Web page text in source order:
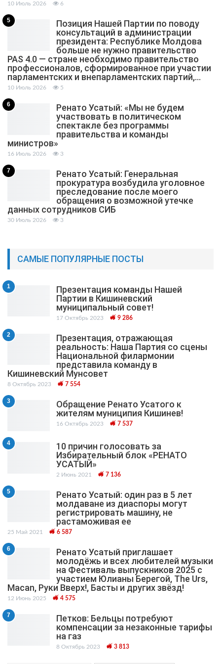
10 Июль 2026 6
5
Позиция Нашей Партии по поводу
консультаций в администрации
президента: Республике Молдова
больше не нужно правительство
PAS 4.0 — стране необходимо правительство
профессионалов, сформированное при участии
парламентских и внепарламентских партий,…
10 Июль 2026 5
6
Ренато Усатый: «Мы не будем
участвовать в политическом
спектакле без программы
правительства и команды
министров»
16 Июль 2026 3
7
Ренато Усатый: Генеральная
прокуратура возбудила уголовное
преследование после моего
обращения о возможной утечке
данных сотрудников СИБ
30 Июль 2026 3
САМЫЕ ПОПУЛЯРНЫЕ ПОСТЫ
1
Презентация команды Нашей
Партии в Кишиневский
муниципальный cовет!
17 Октябрь 2023 9 286
2
Презентация, отражающая
реальность: Наша Партия со сцены
Национальной филармонии
представила команду в
Кишиневский Мунсовет
8 Октябрь 2023 7 554
3
Обращение Ренато Усатого к
жителям муниципия Кишинев!
16 Октябрь 2023 7 537
4
10 причин голосовать за
Избирательный блок «РЕНАТО
УСАТЫЙ»
2 Июнь 2021 7 136
5
Ренато Усатый: один раз в 5 лет
молдаване из диаспоры могут
регистрировать машину, не
растаможивая ее
25 Май 2021 6 587
6
Ренато Усатый приглашает
молодёжь и всех любителей музыки
на Фестиваль выпускников 2025 с
участием Юлианы Берегой, The Urs,
Macan, Руки Вверх!, Басты и других звёзд!
12 Июнь 2025 4 575
7
Петков: Бельцы потребуют
компенсации за незаконные тарифы
на газ
8 Октябрь 2023 3 813